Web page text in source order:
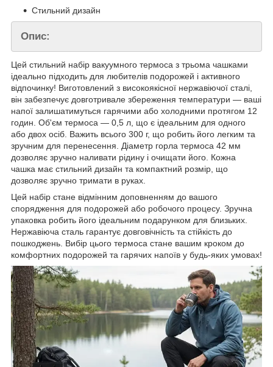
Стильний дизайн
Опис:
Цей стильний набір вакуумного термоса з трьома чашками
ідеально підходить для любителів подорожей і активного
відпочинку! Виготовлений з високоякісної нержавіючої сталі,
він забезпечує довготривале збереження температури — ваші
напої залишатимуться гарячими або холодними протягом 12
годин. Об'єм термоса — 0,5 л, що є ідеальним для одного
або двох осіб. Важить всього 300 г, що робить його легким та
зручним для перенесення. Діаметр горла термоса 42 мм
дозволяє зручно наливати рідину і очищати його. Кожна
чашка має стильний дизайн та компактний розмір, що
дозволяє зручно тримати в руках.
Цей набір стане відмінним доповненням до вашого
спорядження для подорожей або робочого процесу. Зручна
упаковка робить його ідеальним подарунком для близьких.
Нержавіюча сталь гарантує довговічність та стійкість до
пошкоджень. Вибір цього термоса стане вашим кроком до
комфортних подорожей та гарячих напоїв у будь-яких умовах!